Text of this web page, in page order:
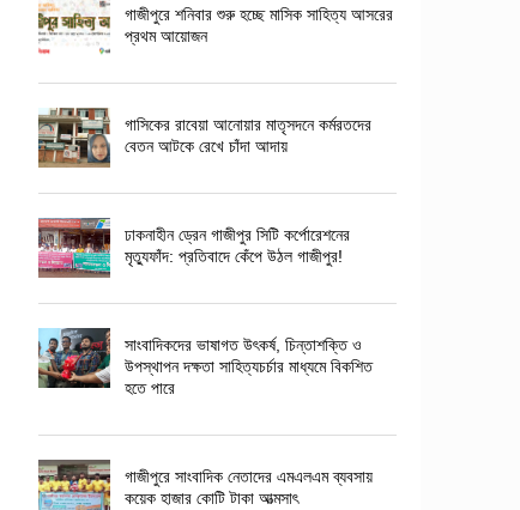
গাজীপুরে শনিবার শুরু হচ্ছে মাসিক সাহিত্য আসরের
প্রথম আয়োজন
গাসিকের রাবেয়া আনোয়ার মাতৃসদনে কর্মরতদের
বেতন আটকে রেখে চাঁদা আদায়
ঢাকনাহীন ড্রেন গাজীপুর সিটি কর্পোরেশনের
মৃত্যুফাঁদ: প্রতিবাদে কেঁপে উঠল গাজীপুর!
সাংবাদিকদের ভাষাগত উৎকর্ষ, চিন্তাশক্তি ও
উপস্থাপন দক্ষতা সাহিত্যচর্চার মাধ্যমে বিকশিত
হতে পারে
গাজীপুরে সাংবাদিক নেতাদের এমএলএম ব্যবসায়
কয়েক হাজার কোটি টাকা আত্মসাৎ